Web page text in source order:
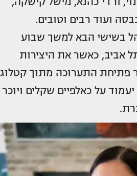
ועוד רבים וטובים.
בשישי הבא למשך שבוע
אביב, כאשר את היצירות
פתיחת התערוכה מתוך קטלוג
על כאלפיים שקלים ויוכר